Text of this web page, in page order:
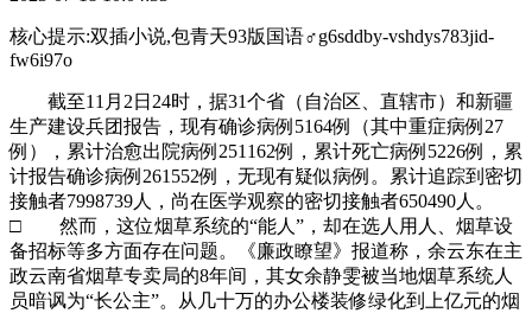
核心提示:双插小说,包青天93版国语♂g6sddby-vshdys783jid-
fw6i97o
截至11月2日24时，据31个省（自治区、直辖市）和新疆
生产建设兵团报告，现有确诊病例5164例（其中重症病例27
例），累计治愈出院病例251162例，累计死亡病例5226例，累
计报告确诊病例261552例，无现有疑似病例。累计追踪到密切
接触者7998739人，尚在医学观察的密切接触者650490人。
□ 然而，这位烟草系统的“能人”，却在选人用人、烟草设
备招标等多方面存在问题。《廉政瞭望》报道称，余云东在主
政云南省烟草专卖局的8年间，其女余静雯被当地烟草系统人
员暗讽为“长公主”。从几十万的办公楼装修绿化到上亿元的烟